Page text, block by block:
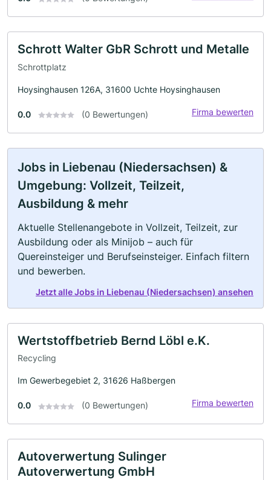
Schrott Walter GbR Schrott und Metalle
Schrottplatz
Hoysinghausen 126A, 31600 Uchte Hoysinghausen
0.0 (0 Bewertungen) Firma bewerten
Jobs in Liebenau (Niedersachsen) &
Umgebung: Vollzeit, Teilzeit,
Ausbildung & mehr
Aktuelle Stellenangebote in Vollzeit, Teilzeit, zur
Ausbildung oder als Minijob – auch für
Quereinsteiger und Berufseinsteiger. Einfach filtern
und bewerben.
Jetzt alle Jobs in Liebenau (Niedersachsen) ansehen
Wertstoffbetrieb Bernd Löbl e.K.
Recycling
Im Gewerbegebiet 2, 31626 Haßbergen
0.0 (0 Bewertungen) Firma bewerten
Autoverwertung Sulinger
Autoverwertung GmbH